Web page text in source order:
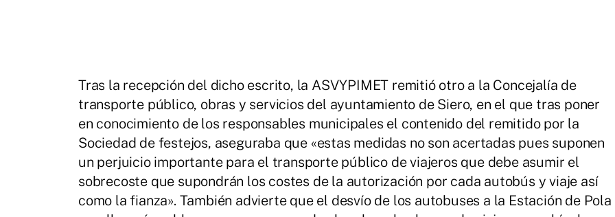
Tras la recepción del dicho escrito, la ASVYPIMET remitió otro a la Concejalía de
transporte público, obras y servicios del ayuntamiento de Siero, en el que tras poner
en conocimiento de los responsables municipales el contenido del remitido por la
Sociedad de festejos, aseguraba que «estas medidas no son acertadas pues suponen
un perjuicio importante para el transporte público de viajeros que debe asumir el
sobrecoste que supondrán los costes de la autorización por cada autobús y viaje así
como la fianza». También advierte que el desvío de los autobuses a la Estación de Pola